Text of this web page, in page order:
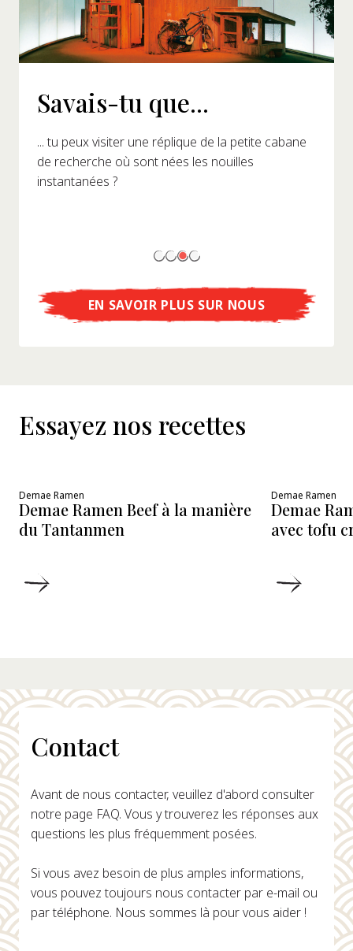
Savais-tu que...
... tu peux visiter une réplique de la petite cabane
de recherche où sont nées les nouilles
instantanées ?
EN SAVOIR PLUS SUR NOUS
Essayez nos recettes
Demae Ramen
Demae Ramen Beef à la manière
du Tantanmen
Demae Ramen
Demae
avec tofu
Contact
Avant de nous contacter, veuillez d'abord consulter
notre page FAQ. Vous y trouverez les réponses aux
questions les plus fréquemment posées.
Si vous avez besoin de plus amples informations,
vous pouvez toujours nous contacter par e-mail ou
par téléphone. Nous sommes là pour vous aider !